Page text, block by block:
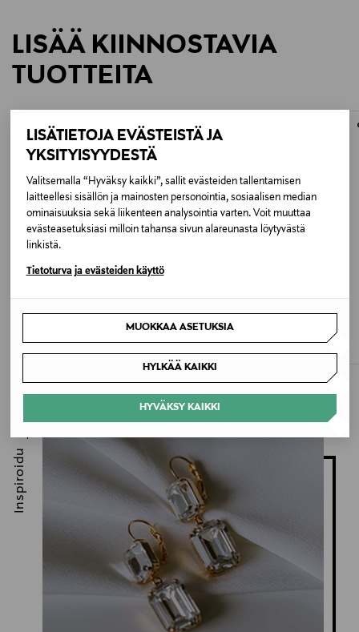
LISÄTIETOJA EVÄSTEISTÄ JA
YKSITYISYYDESTÄ
Valitsemalla “Hyväksy kaikki”, sallit evästeiden tallentamisen
laitteellesi sisällön ja mainosten personointia, sosiaalisen median
ominaisuuksia sekä liikenteen analysointia varten. Voit muuttaa
evästeasetuksiasi milloin tahansa sivun alareunasta löytyvästä
linkistä.
Tietoturva ja evästeiden käyttö
MUOKKAA ASETUKSIA
HYLKÄÄ KAIKKI
HYVÄKSY KAIKKI
LISÄÄ KIINNOSTAVIA
TUOTTEITA
MARIE JO
Emly padded heartshape -bikiniyläosa
LESCARF
No. 1 -silkkihuivi
Inspiroidu